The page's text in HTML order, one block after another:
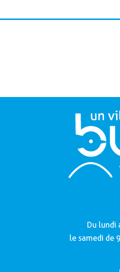
Du lundi
le samedi de